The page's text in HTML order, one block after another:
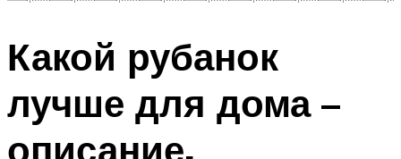
Какой рубанок
лучше для дома –
описание,